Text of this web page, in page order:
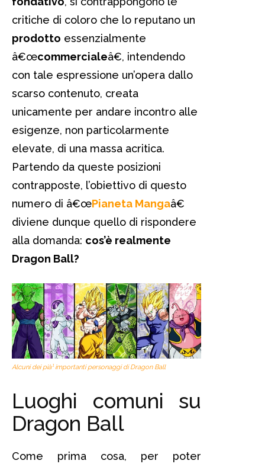
critiche di coloro che lo reputano un
prodotto essenzialmente
â€œcommercialeâ€, intendendo
con tale espressione un’opera dallo
scarso contenuto, creata
unicamente per andare incontro alle
esigenze, non particolarmente
elevate, di una massa acritica.
Partendo da queste posizioni
contrapposte, l’obiettivo di questo
numero di â€œPianeta Mangaâ€
diviene dunque quello di rispondere
alla domanda: cos’è realmente
Dragon Ball?
Alcuni dei pià¹ importanti personaggi di Dragon Ball
Luoghi comuni su
Dragon Ball
Come prima cosa, per poter